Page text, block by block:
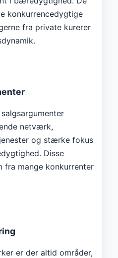
konkurrencedygtige
fra private kurerer
netværk,
og stærke fokus
Disse
fra mange konkurrenter
er der altid områder,